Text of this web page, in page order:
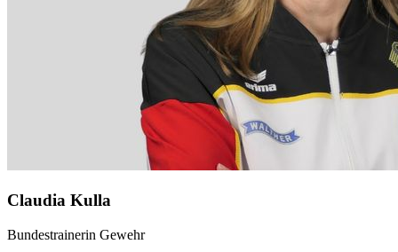
Claudia Kulla
Bundestrainerin Gewehr